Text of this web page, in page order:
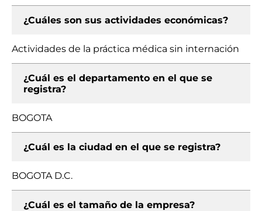
¿Cuáles son sus actividades económicas?
Actividades de la práctica médica sin internación
¿Cuál es el departamento en el que se
registra?
BOGOTA
¿Cuál es la ciudad en el que se registra?
BOGOTA D.C.
¿Cuál es el tamaño de la empresa?